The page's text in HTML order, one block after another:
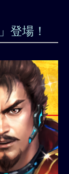
登場！